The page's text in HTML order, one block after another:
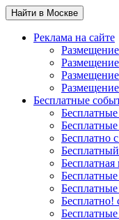
Найти в Москве
Реклама на сайте
Бесплатные
Бесплатно
Бесплатно!